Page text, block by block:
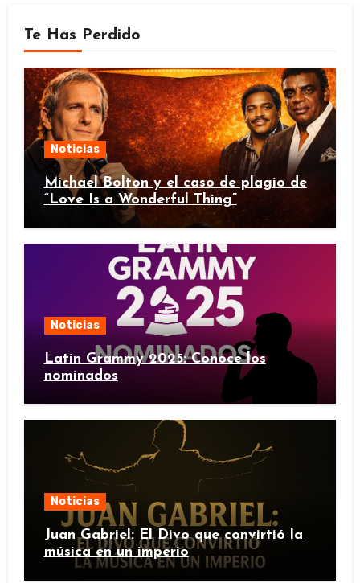
Te Has Perdido
Noticias
Michael Bolton y el caso de plagio de
“Love Is a Wonderful Thing”
Noticias
Latin Grammy 2025: Conoce los
nominados
Noticias
Juan Gabriel: El Divo que convirtió la
música en un imperio